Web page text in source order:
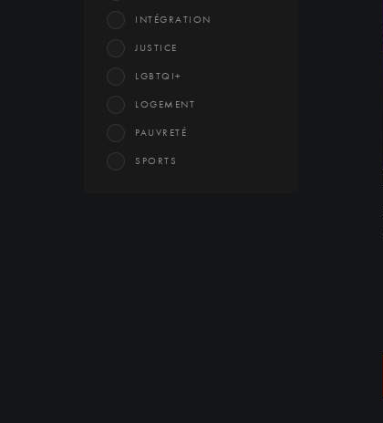
INTÉGRATION
JUSTICE
LGBTQI+
LOGEMENT
PAUVRETÉ
SPORTS